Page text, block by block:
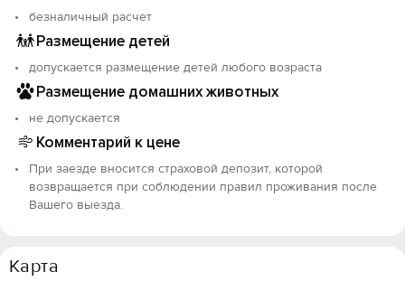
безналичный расчет
Размещение детей
допускается размещение детей любого возраста
Размещение домашних животных
не допускается
Комментарий к цене
При заезде вносится страховой депозит, которой
возвращается при соблюдении правил проживания после
Вашего выезда.
Карта